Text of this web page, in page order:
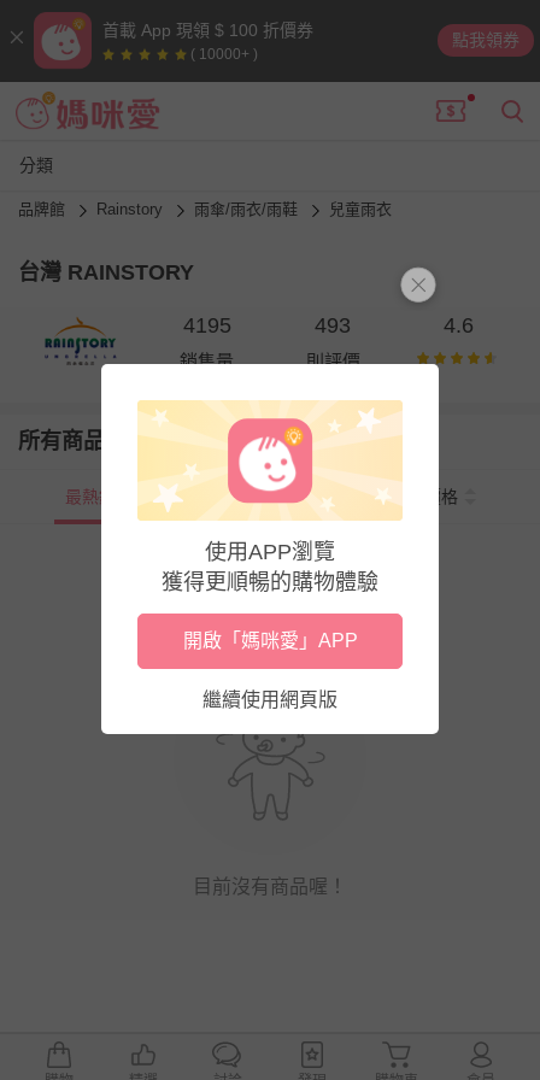
首載 App 現領 $ 100 折價券
( 10000+ )
點我領券
分類
品牌館 Rainstory 雨傘/雨衣/雨鞋 兒童雨衣
台灣 RAINSTORY
4195
銷售量
493
則評價
4.6
所有商品
最熱銷 新上市 價格
目前沒有商品喔！
使用APP瀏覽
獲得更順暢的購物體驗
開啟「媽咪愛」APP
繼續使用網頁版